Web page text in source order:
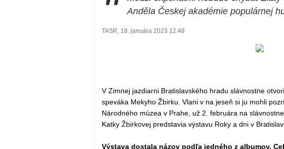
"
Anděla Českej akadémie populárnej
TASR, 18. januára 2023 12:48
V Zimnej jazdiarni Bratislavského hradu slávnostne
speváka Mekyho Žbirku. Vlani v na jeseň si ju mohli
Národného múzea v Prahe, už 2. februára na
Katky Žbirkovej predstavia výstavu Roky a dni v
Výstava dostala názov podľa jedného z albumov.